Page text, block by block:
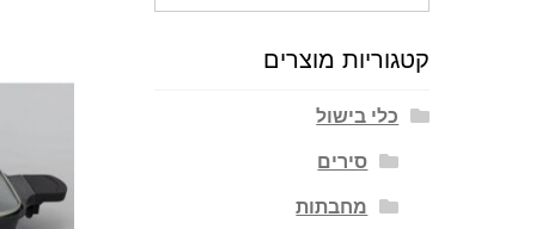
קטגוריות מוצרים
כלי בישול
סירים
מחבתות